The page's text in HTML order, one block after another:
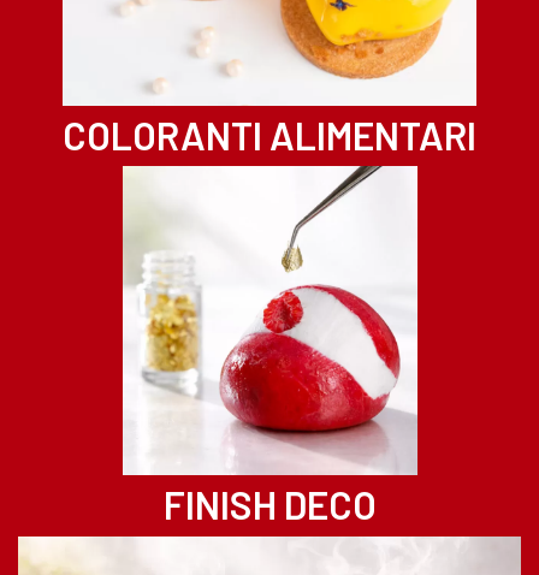
COLORANTI ALIMENTARI
FINISH DECO